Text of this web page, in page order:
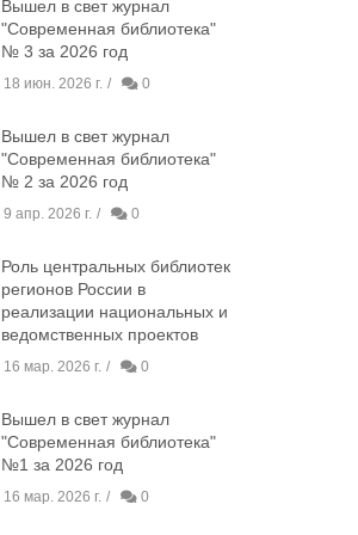
Вышел в свет журнал
"Современная библиотека"
№ 3 за 2026 год
18 июн. 2026 г. 0
Вышел в свет журнал
"Современная библиотека"
№ 2 за 2026 год
9 апр. 2026 г. 0
Роль центральных библиотек
регионов России в
реализации национальных и
ведомственных проектов
16 мар. 2026 г. 0
Вышел в свет журнал
"Современная библиотека"
№1 за 2026 год
16 мар. 2026 г. 0